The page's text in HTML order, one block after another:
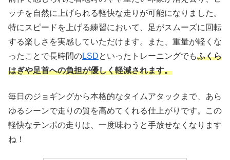
ッチを自然に上げられる軽快な走りが可能になりました。
特にスピードを上げる練習において、足がスムーズに回転
する楽しさを実感していただけます。また、重量が軽くな
ったことで長時間のLSDといったトレーニングでもふくら
はぎや足首への負担が優しく軽減されます。
毎日のジョギングから本格的なタイムアタックまで、あら
ゆるシーンで走りの質を高めてくれる仕上がりです。この
軽快なテンポの走りは、一度味わうと手放せなくなります
ね！